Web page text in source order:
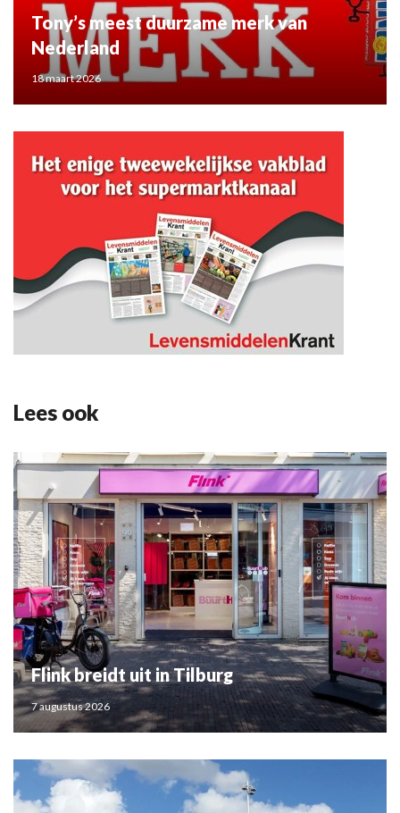
Tony’s meest duurzame merk van
Nederland
18 maart 2026
Lees ook
Flink breidt uit in Tilburg
7 augustus 2026